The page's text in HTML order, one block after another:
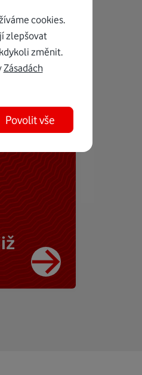
cookies.
zlepšovat
změnit.
Zásadách
Povolit vše